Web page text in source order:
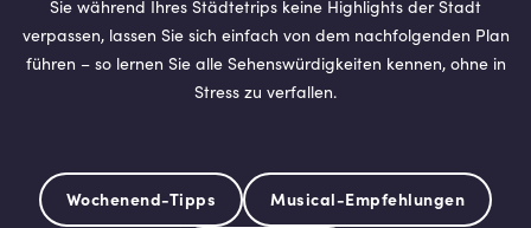
Sie während Ihres Städtetrips keine Highlights der Stadt
verpassen, lassen Sie sich einfach von dem nachfolgenden Plan
führen – so lernen Sie alle Sehenswürdigkeiten kennen, ohne in
Stress zu verfallen.
Wochenend-Tipps Musical-Empfehlungen